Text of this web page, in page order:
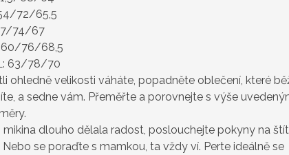
72/65,5
74/67
60/76/68,5
63/78/70
ohledně velikosti váháte, popadněte oblečení, které
a sedne vám. Přeměřte a porovnejte s výše
dlouho dělala radost, poslouchejte pokyny na
Nebo se poraďte s mamkou, ta vždy ví. Perte ideálně se